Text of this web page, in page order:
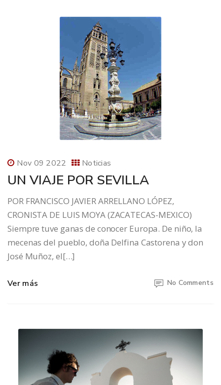
Nov 09 2022 Noticias
UN VIAJE POR SEVILLA
POR FRANCISCO JAVIER ARRELLANO LÓPEZ,
CRONISTA DE LUIS MOYA (ZACATECAS-MEXICO)
Siempre tuve ganas de conocer Europa. De niño, la
mecenas del pueblo, doña Delfina Castorena y don
José Muñoz, el[…]
Ver más No Comments